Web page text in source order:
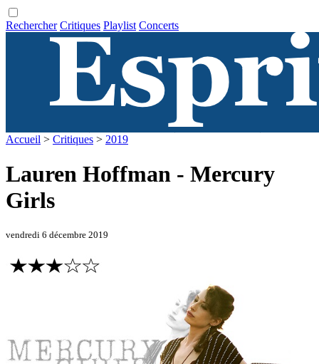
Rechercher Critiques Playlist Concerts
Accueil > Critiques > 2019
Lauren Hoffman - Mercury
Girls
vendredi 6 décembre 2019